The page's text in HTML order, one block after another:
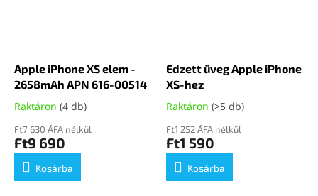
Apple iPhone XS elem -
2658mAh APN 616-00514
Raktáron (4 db)
Ft7 630 ÁFA nélkül
Ft9 690
Kosárba
Edzett üveg Apple iPhone
XS-hez
Raktáron (>5 db)
Ft1 252 ÁFA nélkül
Ft1 590
Kosárba